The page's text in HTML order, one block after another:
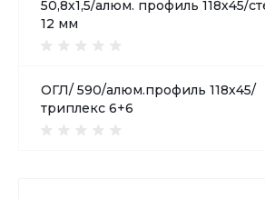
50,8х1,5/алюм. профиль 118х45/
12 мм
ОГЛ/ 590/алюм.профиль 118х45/
триплекс 6+6